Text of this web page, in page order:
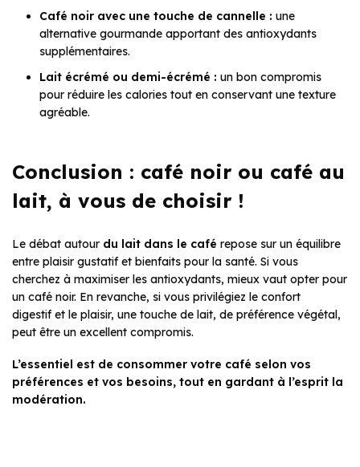
Café noir avec une touche de cannelle : une
alternative gourmande apportant des antioxydants
supplémentaires.
Lait écrémé ou demi-écrémé : un bon compromis
pour réduire les calories tout en conservant une texture
agréable.
Conclusion : café noir ou café au
lait, à vous de choisir !
Le débat autour du lait dans le café repose sur un équilibre
entre plaisir gustatif et bienfaits pour la santé. Si vous
cherchez à maximiser les antioxydants, mieux vaut opter pour
un café noir. En revanche, si vous privilégiez le confort
digestif et le plaisir, une touche de lait, de préférence végétal,
peut être un excellent compromis.
L’essentiel est de consommer votre café selon vos
préférences et vos besoins, tout en gardant à l’esprit la
modération.